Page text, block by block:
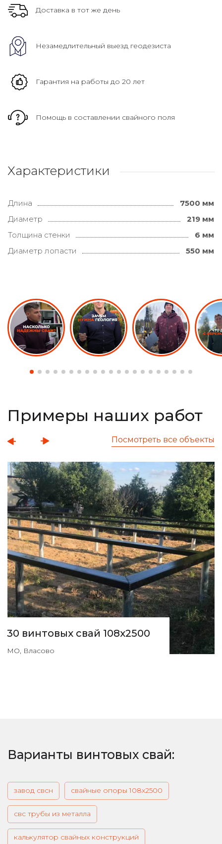
Доставка в тот же день
Незамедлительный выезд геодезиста
Гарантия на работы до 20 лет
Помощь в составлении свайного поля
Характеристики
Длина
7500 мм
Диаметр
219 мм
Толщина стенки
6 мм
Диаметр лопасти
550 мм
Примеры наших работ
Посмотреть все объекты
30 винтовых свай 108х2500
МО, Власово
Варианты винтовых свай:
завод свсн свайные опоры 108х2500
свс трубы из металла
калькулятор свайных конструкций